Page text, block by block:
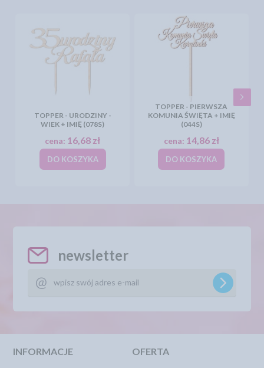
TOPPER - URODZINY -
WIEK + IMIĘ (078S)
cena: 16,68 zł
DO KOSZYKA
TOPPER - PIERWSZA
KOMUNIA ŚWIĘTA + IMIĘ
(044S)
cena: 14,86 zł
DO KOSZYKA
newsletter
INFORMACJE OFERTA